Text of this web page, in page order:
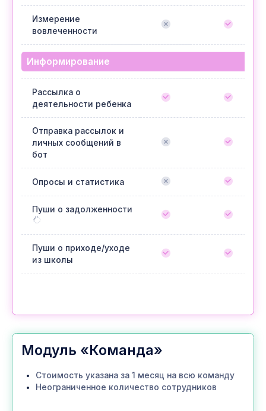
Измерение
вовлеченности
Информирование
Рассылка о
деятельности ребенка
Отправка рассылок и
личных сообщений в
бот
Опросы и статистика
Пуши о задолженности
Пуши о приходе/уходе
из школы
Модуль «Команда»
Стоимость указана за 1 месяц на всю команду
Неограниченное количество сотрудников